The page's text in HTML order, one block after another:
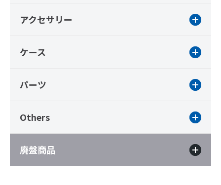
アクセサリー
ケース
パーツ
Others
廃盤商品